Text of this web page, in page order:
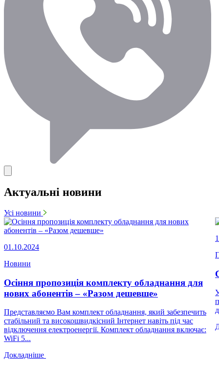
Актуальні новини
Усі новини
01.10.2024
Новини
Осіння пропозиція комплекту обладнання для
нових абонентів – «Разом дешевше»
Представляємо Вам комплект обладнання, який забезпечить
стабільний та високошвидкісний Інтернет навіть під час
відключення електроенергії. Комплект обладнання включає:
WiFi 5...
Докладніше